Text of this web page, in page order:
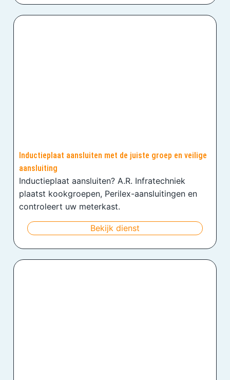
Inductieplaat aansluiten met de juiste groep en veilige
aansluiting
Inductieplaat aansluiten? A.R. Infratechniek
plaatst kookgroepen, Perilex-aansluitingen en
controleert uw meterkast.
Bekijk dienst